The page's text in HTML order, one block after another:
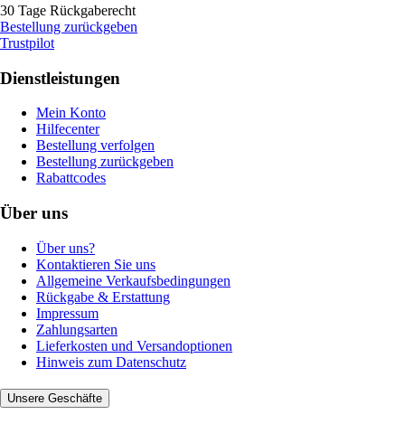
30 Tage Rückgaberecht
Bestellung zurückgeben
Trustpilot
Dienstleistungen
Mein Konto
Hilfecenter
Bestellung verfolgen
Bestellung zurückgeben
Rabattcodes
Über uns
Über uns?
Kontaktieren Sie uns
Allgemeine Verkaufsbedingungen
Rückgabe & Erstattung
Impressum
Zahlungsarten
Lieferkosten und Versandoptionen
Hinweis zum Datenschutz
Unsere Geschäfte